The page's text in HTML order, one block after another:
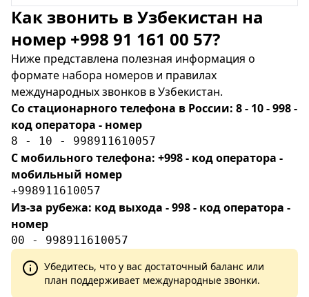
Как звонить в Узбекистан на
номер +998 91 161 00 57?
Ниже представлена полезная информация о
формате набора номеров и правилах
международных звонков в Узбекистан.
Со стационарного телефона в России: 8 - 10 - 998 -
код оператора - номер
8 - 10 - 998911610057
С мобильного телефона: +998 - код оператора -
мобильный номер
+998911610057
Из-за рубежа: код выхода - 998 - код оператора -
номер
00 - 998911610057
Убедитесь, что у вас достаточный баланс или
план поддерживает международные звонки.